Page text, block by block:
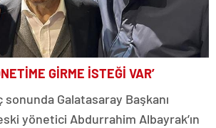
GİRME İSTEĞİ VAR’
Galatasaray Başkanı
yönetici Abdurrahim Albayrak’ın